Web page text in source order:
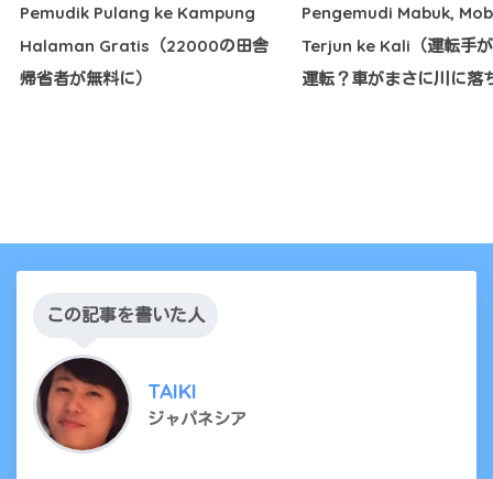
Pemudik Pulang ke Kampung
Halaman Gratis（22000の田舎
帰省者が無料に）
Pengemudi Mabuk,
Terjun ke Kali（運転手
運転？車がまさに川に落
この記事を書いた人
TAIKI
ジャパネシア